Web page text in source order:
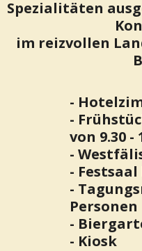
Spezialitäten
im reizvollen
-
-
von 9.30 -
-
- Festsaal
-
Personen
-
- Kiosk